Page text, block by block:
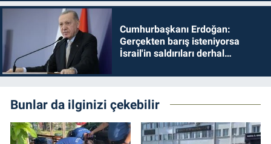
Cumhurbaşkanı Erdoğan:
Gerçekten barış isteniyorsa
İsrail'in saldırıları derhal
Bunlar da ilginizi çekebilir